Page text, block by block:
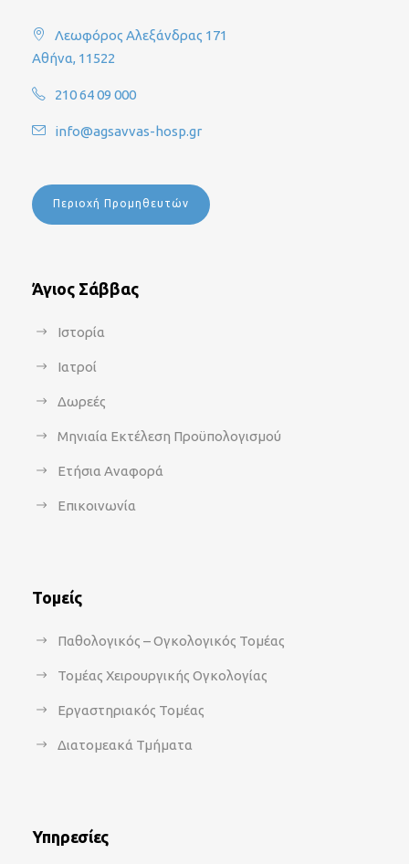
Λεωφόρος Αλεξάνδρας 171
Αθήνα, 11522
210 64 09 000
info@agsavvas-hosp.gr
Περιοχή Προμηθευτών
Άγιος Σάββας
Ιστορία
Ιατροί
Δωρεές
Μηνιαία Εκτέλεση Προϋπολογισμού
Ετήσια Αναφορά
Επικοινωνία
Τομείς
Παθολογικός – Ογκολογικός Τομέας
Τομέας Χειρουργικής Ογκολογίας
Εργαστηριακός Τομέας
Διατομεακά Τμήματα
Υπηρεσίες